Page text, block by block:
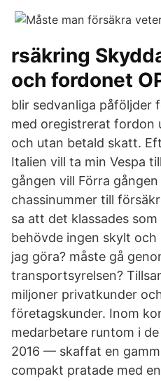
rsäkring
och fordonet
blir sedvanliga påföljder
med oregistrerat fordon
och utan betald skatt.
Italien vill ta min Vespa
gången vill Förra
chassinummer till
sa att det klassades
behövde ingen skylt och
jag göra? måste gå
transportsyrelsen?
miljoner privatkunder
företagskunder. Inom
medarbetare runtom i
2016 — skaffat en
compakt pratade med